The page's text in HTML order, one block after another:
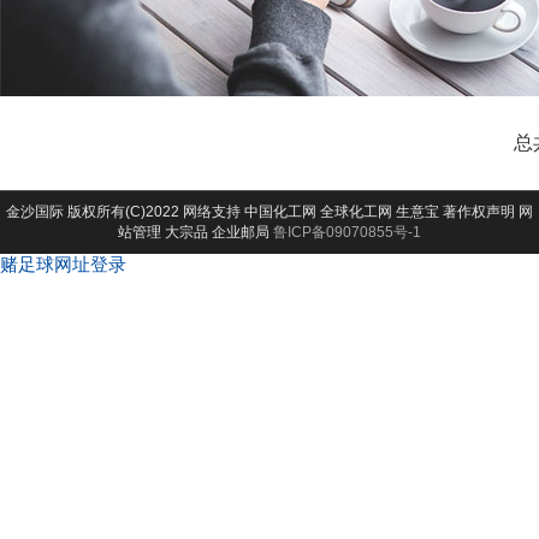
总
金沙国际 版权所有(C)2022 网络支持 中国化工网 全球化工网 生意宝 著作权声明 网
站管理 大宗品 企业邮局 鲁ICP备09070855号-1
赌足球网址登录